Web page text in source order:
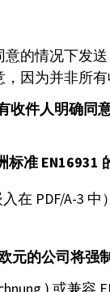
的情况下发
因为并非所
件人明确同
准 EN16931
在 PDF/A-3 中）
元的公司将强